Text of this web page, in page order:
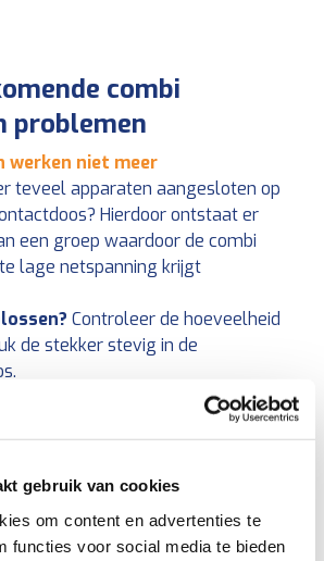
gebruik van cookies
om content en advertenties te
functies voor social media te bieden
combi
problemen
werken niet meer
teveel apparaten aangesloten op
Hierdoor ontstaat er
een groep waardoor de combi
lage netspanning krijgt
Controleer de hoeveelheid
de stekker stevig in de
warm
altijd eerst.